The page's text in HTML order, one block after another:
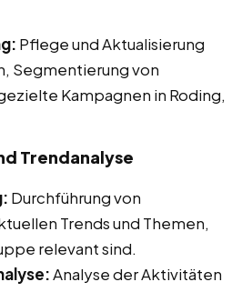
Pflege und Aktualisierung
Segmentierung von
Kampagnen in Roding,
Trendanalyse
Durchführung von
Trends und Themen,
relevant sind.
Analyse der Aktivitäten